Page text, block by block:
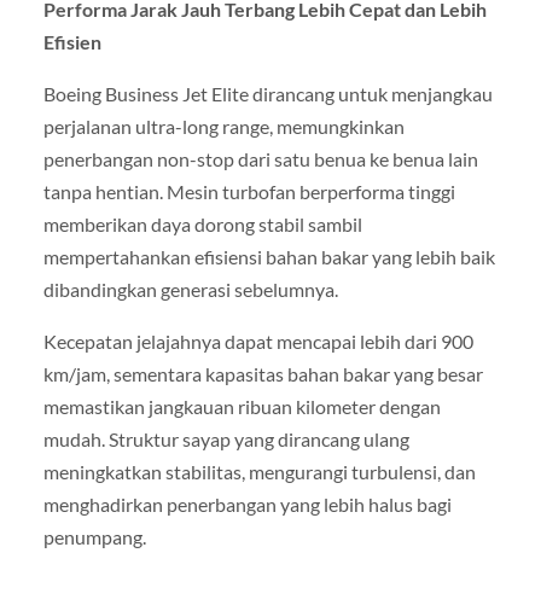
Performa Jarak Jauh Terbang Lebih Cepat dan Lebih
Efisien
Boeing Business Jet Elite dirancang untuk menjangkau
perjalanan ultra-long range, memungkinkan
penerbangan non-stop dari satu benua ke benua lain
tanpa hentian. Mesin turbofan berperforma tinggi
memberikan daya dorong stabil sambil
mempertahankan efisiensi bahan bakar yang lebih baik
dibandingkan generasi sebelumnya.
Kecepatan jelajahnya dapat mencapai lebih dari 900
km/jam, sementara kapasitas bahan bakar yang besar
memastikan jangkauan ribuan kilometer dengan
mudah. Struktur sayap yang dirancang ulang
meningkatkan stabilitas, mengurangi turbulensi, dan
menghadirkan penerbangan yang lebih halus bagi
penumpang.